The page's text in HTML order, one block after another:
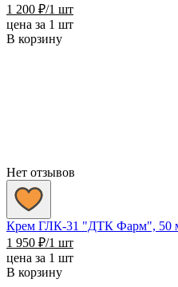
1 200 ₽/1 шт
цена за 1 шт
В корзину
Нет отзывов
Крем ГЛК-31 "ДТК Фарм", 50
1 950 ₽/1 шт
цена за 1 шт
В корзину